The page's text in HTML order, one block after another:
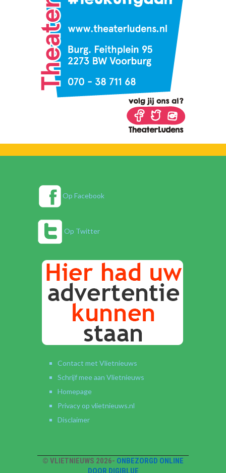
Op Facebook
Op Twitter
Contact met Vlietnieuws
Schrijf mee aan Vlietnieuws
Homepage
Privacy op vlietnieuws.nl
Disclaimer
© VLIETNIEUWS 2026- ONBEZORGD ONLINE
DOOR DIGIBLUE